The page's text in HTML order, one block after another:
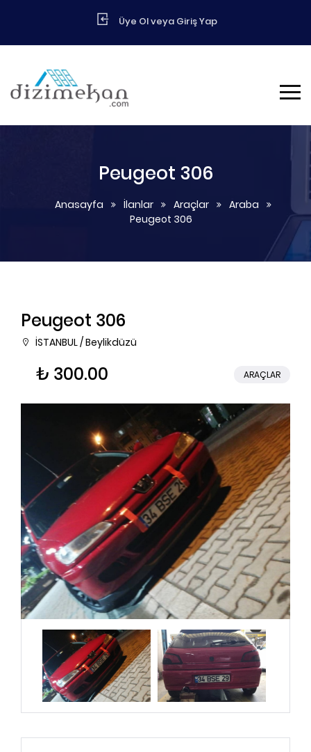
Üye Ol veya Giriş Yap
Peugeot 306
Anasayfa İlanlar Araçlar
Araba
Peugeot 306
Peugeot 306
İSTANBUL / Beylikdüzü
₺ 300.00 ARAÇLAR